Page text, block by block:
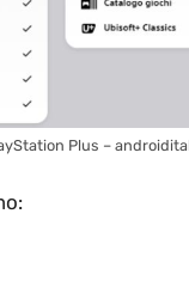
Plus –